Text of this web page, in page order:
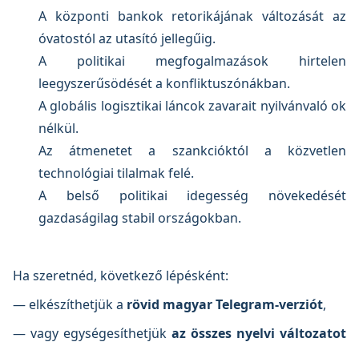
A központi bankok retorikájának változását az
óvatostól az utasító jellegűig.
A politikai megfogalmazások hirtelen
leegyszerűsödését a konfliktuszónákban.
A globális logisztikai láncok zavarait nyilvánvaló ok
nélkül.
Az átmenetet a szankcióktól a közvetlen
technológiai tilalmak felé.
A belső politikai idegesség növekedését
gazdaságilag stabil országokban.
Ha szeretnéd, következő lépésként:
— elkészíthetjük a rövid magyar Telegram-verziót,
— vagy egységesíthetjük az összes nyelvi változatot